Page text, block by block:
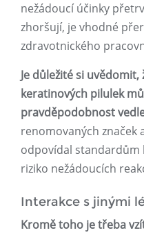
nežádoucí účinky
zhoršují, je vhodné
zdravotnického
Je důležité si
keratinových pilulek
pravděpodobnost
renomovaných značek
odpovídal standardům
riziko nežádoucích
Interakce s jinými
Kromě toho je třeba